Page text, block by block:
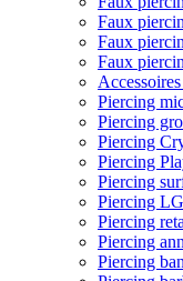
Faux
Faux
Faux
Piercing
Piercing
Piercing
Piercing
Piercing
Piercing
Piercing
Piercing
Piercing